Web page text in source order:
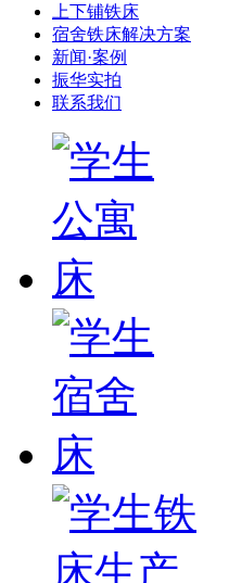
上下铺铁床
宿舍铁床解决方案
新闻·案例
振华实拍
联系我们